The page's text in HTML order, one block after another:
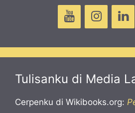
Tulisanku di Media
Cerpenku di Wikibooks.org: